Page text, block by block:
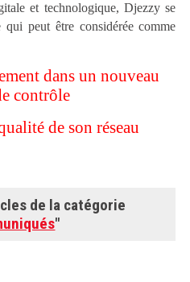
et technologique, Djezzy se
qui peut être considérée comme
dans un nouveau
contrôle
de son réseau
de la catégorie
"